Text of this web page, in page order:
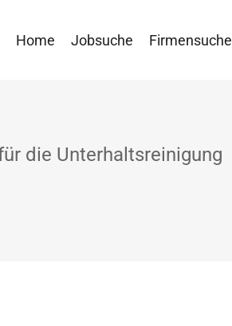
Home Jobsuche Firmensuche
die Unterhaltsreinigung